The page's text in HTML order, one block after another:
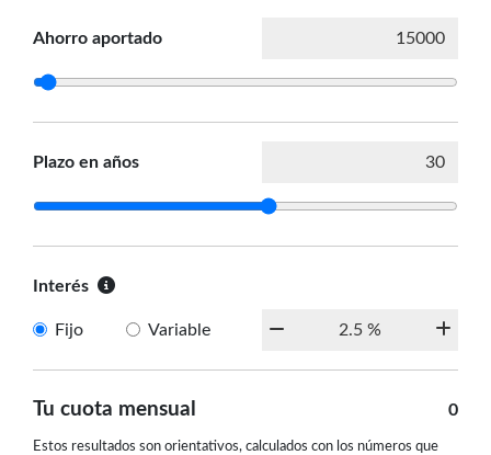
Ahorro aportado
Plazo en años
Interés
Fijo Variable
Tu cuota mensual 0
Estos resultados son orientativos, calculados con los números que